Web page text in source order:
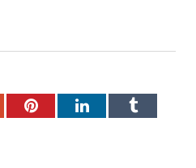
PinterestLinkedInTumblr